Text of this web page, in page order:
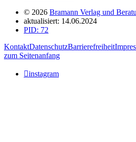
© 2026 Bramann Verlag und
aktualisiert: 14.06.2024
PID: 72
KontaktDatenschutzBarrierefreiheit
zum Seitenanfang
instagram